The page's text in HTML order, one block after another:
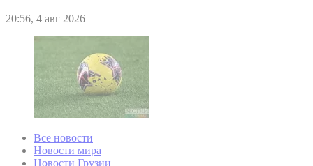
20:56, 4 авг 2026
Все новости
Новости мира
Новости Грузии